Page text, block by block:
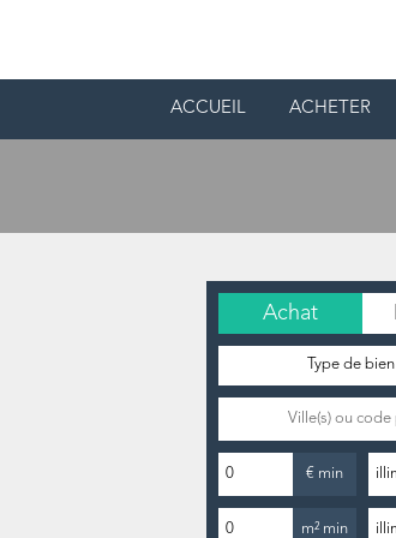
ACCUEIL ACHETER
Achat
Type de bien
€ min
m² min